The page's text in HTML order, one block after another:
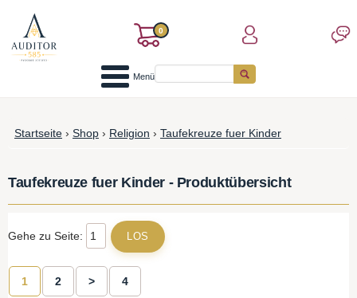
0
Menü
Startseite › Shop › Religion › Taufekreuze fuer Kinder
Taufekreuze fuer Kinder - Produktübersicht
Gehe zu Seite:
1 2 > 4